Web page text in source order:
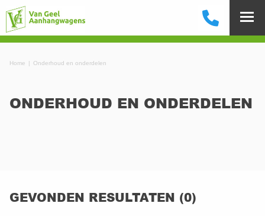
Home Onderhoud en onderdelen
ONDERHOUD EN ONDERDELEN
GEVONDEN RESULTATEN (0)